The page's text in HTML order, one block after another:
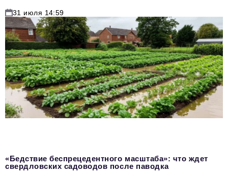
31 июля 14:59
«Бедствие беспрецедентного масштаба»: что ждет
свердловских садоводов после паводка